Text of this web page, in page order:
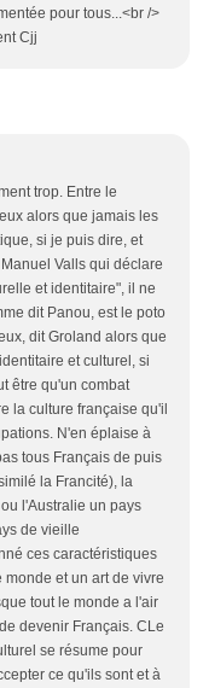
pour tous...<br />
Cjj
trop. Entre le
alors que jamais les
si je puis dire, et
Valls qui déclare
et identitaire", il ne
dit Panou, est le poto
dit Groland alors que
et culturel, si
être qu'un combat
la culture française qu'il
N'en éplaise à
tous Français de puis
la Francité), la
l'Australie un pays
de vieille
ces caractéristiques
et un art de vivre
tout le monde a l'air
devenir Français. CLe
se résume pour
ce qu'ils sont et à